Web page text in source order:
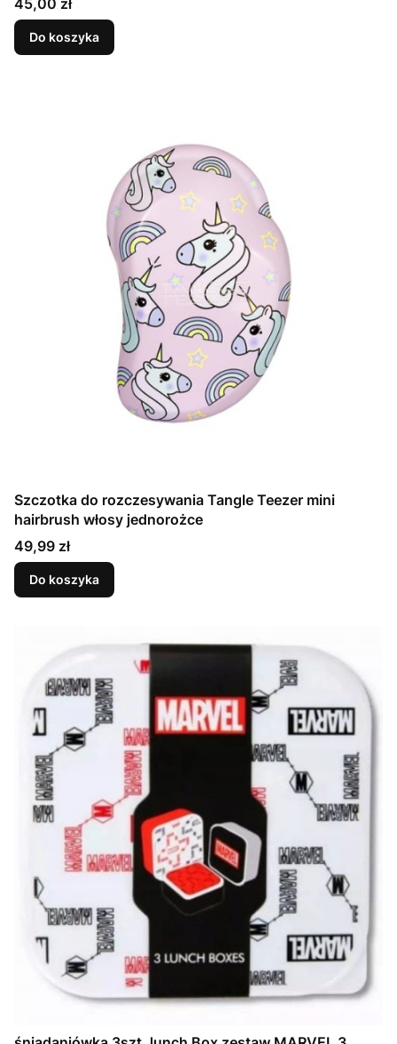
45,00 zł
Do koszyka
Szczotka do rozczesywania Tangle Teezer mini
hairbrush włosy jednorożce
Cena
49,99 zł
Do koszyka